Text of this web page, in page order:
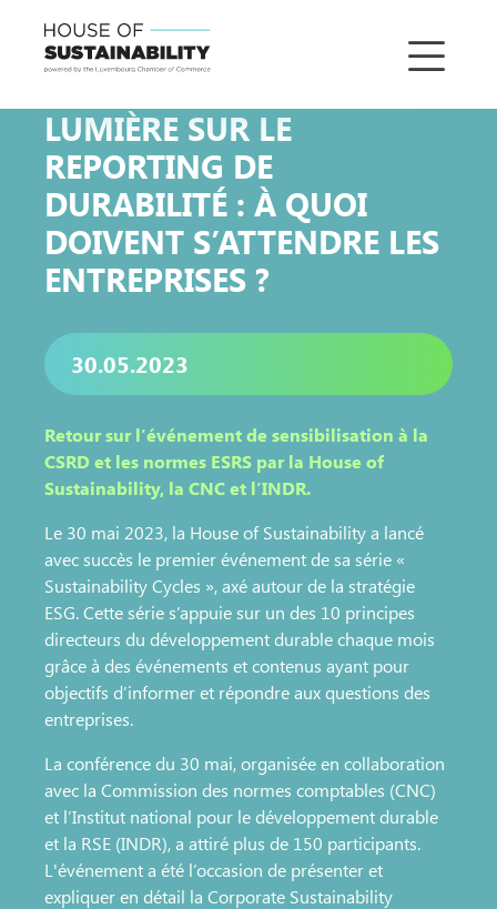
LUMIÈRE SUR LE
REPORTING DE
DURABILITÉ : À QUOI
DOIVENT S’ATTENDRE LES
ENTREPRISES ?
30.05.2023
Retour sur l’événement de sensibilisation à la
CSRD et les normes ESRS par la House of
Sustainability, la CNC et l’INDR.
Le 30 mai 2023, la House of Sustainability a lancé
avec succès le premier événement de sa série «
Sustainability Cycles », axé autour de la stratégie
ESG. Cette série s’appuie sur un des 10 principes
directeurs du développement durable chaque mois
grâce à des événements et contenus ayant pour
objectifs d’informer et répondre aux questions des
entreprises.
La conférence du 30 mai, organisée en collaboration
avec la Commission des normes comptables (CNC)
et l’Institut national pour le développement durable
et la RSE (INDR), a attiré plus de 150 participants.
L'événement a été l’occasion de présenter et
expliquer en détail la Corporate Sustainability